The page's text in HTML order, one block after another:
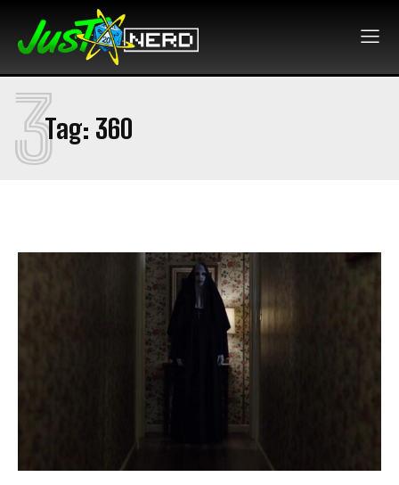
Tag: 360
3